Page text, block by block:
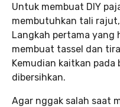
Untuk membuat DIY
membutuhkan tali
Langkah pertama yang
membuat tassel dan
Kemudian kaitkan
dibersihkan.
Agar nggak salah saat